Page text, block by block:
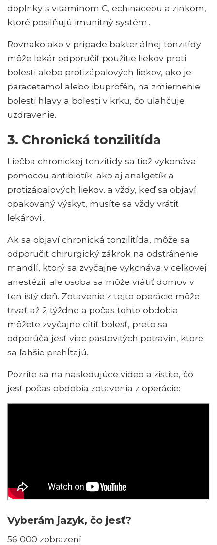
doplnky s vitamínom C, echinaceou a zinkom,
ktoré posilňujú imunitný systém..
Rovnako ako v prípade bakteriálnej tonzitídy
môže lekár odporučiť použitie liekov proti
bolesti alebo protizápalových liekov, ako je
paracetamol alebo ibuprofén, na zmiernenie
bolesti hlavy a bolesti v krku, čo uľahčuje
uzdravenie..
3. Chronická tonzilitída
Liečba chronickej tonzitídy sa tiež vykonáva
pomocou antibiotík, ako aj analgetík a
protizápalových liekov, a vždy, keď sa objaví
opakovaný výskyt, musíte sa vždy vrátiť
lekárovi..
Ak sa objaví chronická tonzilitída, môže sa
odporučiť chirurgický zákrok na odstránenie
mandlí, ktorý sa zvyčajne vykonáva v celkovej
anestézii, ale osoba sa môže vrátiť domov v
ten istý deň. Zotavenie z tejto operácie môže
trvať až 2 týždne a počas tohto obdobia
môžete zvyčajne cítiť bolesť, preto sa
odporúča jesť viac pastovitých potravín, ktoré
sa ľahšie prehĺtajú..
Pozrite sa na nasledujúce video a zistite, čo
jesť počas obdobia zotavenia z operácie:
Vyberám jazyk, čo jesť?
56 000 zobrazení